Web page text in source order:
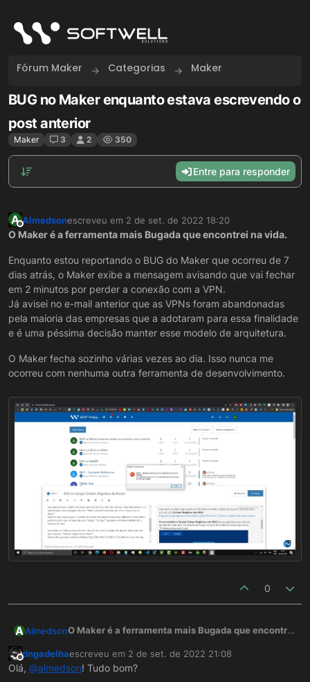
Fórum Maker Categorias Maker
BUG no Maker enquanto estava escrevendo o
post anterior
Maker 3 2 350
Entre para responder
A
Offline
Almedsonescreveu em 2 de set. de 2022 18:20
última edição por
O Maker é a ferramenta mais Bugada que encontrei na vida.
Enquanto estou reportando o BUG do Maker que ocorreu de 7
dias atrás, o Maker exibe a mensagem avisando que vai fechar
em 2 minutos por perder a conexão com a VPN.
Já avisei no e-mail anterior que as VPNs foram abandonadas
pela maioria das empresas que a adotaram para essa finalidade
e é uma péssima decisão manter esse modelo de arquitetura.
O Maker fecha sozinho várias vezes ao dia. Isso nunca me
ocorreu com nenhuma outra ferramenta de desenvolvimento.
0
AAlmedsonO Maker é a ferramenta mais Bugada que encontrei
Enquanto estou reportando o BUG do Maker que
ocorreu de 7 dias atrás, o Maker exibe a mensagem
Offline
dngadelhaescreveu em 2 de set. de 2022 21:08
última edição por
Olá, @almedson! Tudo bom?